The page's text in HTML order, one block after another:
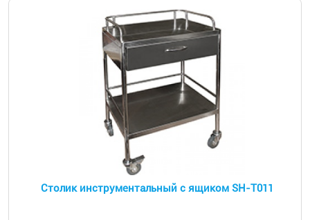
Столик инструментальный с ящиком SH-T011